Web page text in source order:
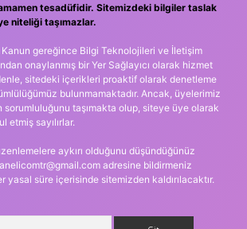
tesadüfidir. Sitemizdeki bilgiler taslak
niteliği taşımazlar.
Kanun gereğince Bilgi Teknolojileri ve İletişim
onaylanmış bir Yer Sağlayıcı olarak hizmet
sitedeki içerikleri proaktif olarak denetleme
bulunmamaktadır. Ancak, üyelerimiz
sorumluluğunu taşımakta olup, siteye üye olarak
etmiş sayılırlar.
aykırı olduğunu düşündüğünüz
adresine bildirmeniz
yasal süre içerisinde sitemizden kaldırılacaktır.